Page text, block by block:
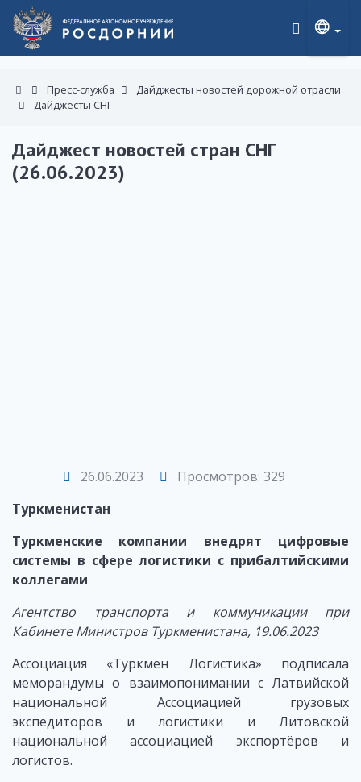
Пресс-служба
Дайджесты новостей дорожной отрасли
Дайджесты СНГ
Дайджест новостей стран СНГ
(26.06.2023)
26.06.2023
Просмотров: 329
Туркменистан
Туркменские компании внедрят цифровые
системы в сфере логистики с прибалтийскими
коллегами
Агентство транспорта и коммуникации при
Кабинете Министров Туркменистана, 19.06.2023
Ассоциация «Туркмен Логистика» подписала
меморандумы о взаимопонимании с Латвийской
национальной Ассоциацией грузовых
экспедиторов и логистики и Литовской
национальной ассоциацией экспортёров и
логистов.